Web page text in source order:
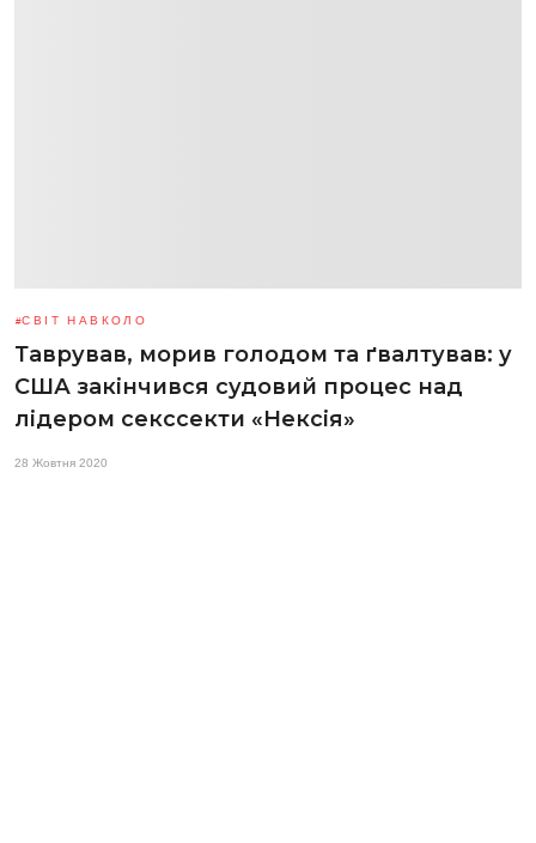
СВІТ НАВКОЛО
Таврував, морив голодом та ґвалтував: у
США закінчився судовий процес над
лідером секссекти «Нексія»
28 Жовтня 2020